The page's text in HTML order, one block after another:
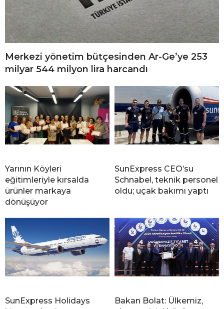
Merkezi yönetim bütçesinden Ar-Ge’ye 253
milyar 544 milyon lira harcandı
Yarının Köyleri
eğitimleriyle kırsalda
ürünler markaya
dönüşüyor
SunExpress CEO’su
Schnabel, teknik personel
oldu; uçak bakımı yaptı
SunExpress Holidays
Bakan Bolat: Ülkemiz,